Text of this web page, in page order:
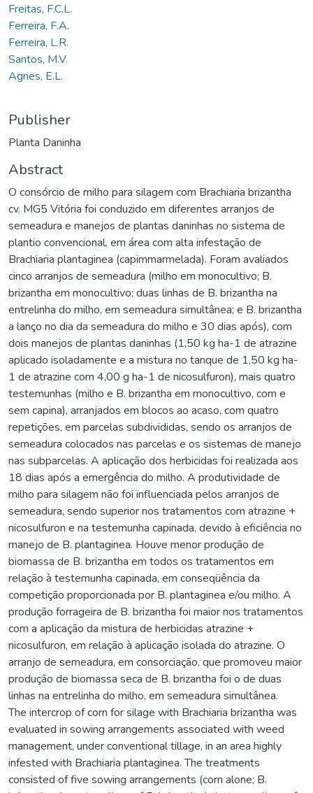
Freitas, F.C.L.
Ferreira, F.A.
Ferreira, L.R.
Santos, M.V.
Agnes, E.L.
Publisher
Planta Daninha
Abstract
O consórcio de milho para silagem com Brachiaria brizantha
cv. MG5 Vitória foi conduzido em diferentes arranjos de
semeadura e manejos de plantas daninhas no sistema de
plantio convencional, em área com alta infestação de
Brachiaria plantaginea (capimmarmelada). Foram avaliados
cinco arranjos de semeadura (milho em monocultivo; B.
brizantha em monocultivo; duas linhas de B. brizantha na
entrelinha do milho, em semeadura simultânea; e B. brizantha
a lanço no dia da semeadura do milho e 30 dias após), com
dois manejos de plantas daninhas (1,50 kg ha-1 de atrazine
aplicado isoladamente e a mistura no tanque de 1,50 kg ha-
1 de atrazine com 4,00 g ha-1 de nicosulfuron), mais quatro
testemunhas (milho e B. brizantha em monocultivo, com e
sem capina), arranjados em blocos ao acaso, com quatro
repetições, em parcelas subdivididas, sendo os arranjos de
semeadura colocados nas parcelas e os sistemas de manejo
nas subparcelas. A aplicação dos herbicidas foi realizada aos
18 dias após a emergência do milho. A produtividade de
milho para silagem não foi influenciada pelos arranjos de
semeadura, sendo superior nos tratamentos com atrazine +
nicosulfuron e na testemunha capinada, devido à eficiência no
manejo de B. plantaginea. Houve menor produção de
biomassa de B. brizantha em todos os tratamentos em
relação à testemunha capinada, em conseqüência da
competição proporcionada por B. plantaginea e/ou milho. A
produção forrageira de B. brizantha foi maior nos tratamentos
com a aplicação da mistura de herbicidas atrazine +
nicosulfuron, em relação à aplicação isolada do atrazine. O
arranjo de semeadura, em consorciação, que promoveu maior
produção de biomassa seca de B. brizantha foi o de duas
linhas na entrelinha do milho, em semeadura simultânea.
The intercrop of corn for silage with Brachiaria brizantha was
evaluated in sowing arrangements associated with weed
management, under conventional tillage, in an area highly
infested with Brachiaria plantaginea. The treatments
consisted of five sowing arrangements (corn alone; B.